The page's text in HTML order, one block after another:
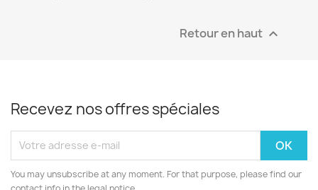
Retour en haut 
Recevez nos offres spéciales
You may unsubscribe at any moment. For that purpose, please find our